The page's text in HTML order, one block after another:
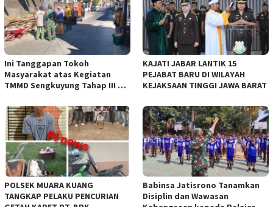
Ini Tanggapan Tokoh
Masyarakat atas Kegiatan
TMMD Sengkuyung Tahap III TA.
KAJATI JABAR LANTIK 15
PEJABAT BARU DI WILAYAH
KEJAKSAAN TINGGI JAWA BARAT
POLSEK MUARA KUANG
TANGKAP PELAKU PENCURIAN
Babinsa Jatisrono Tanamkan
Disiplin dan Wawasan